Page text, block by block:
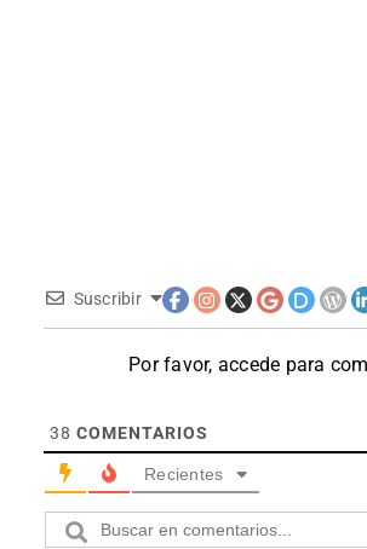
Suscribir
Por favor, accede para
38 COMENTARIOS
Recientes